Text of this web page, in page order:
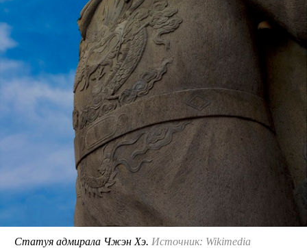
Статуя адмирала Чжэн Хэ. Источник: Wikimedia